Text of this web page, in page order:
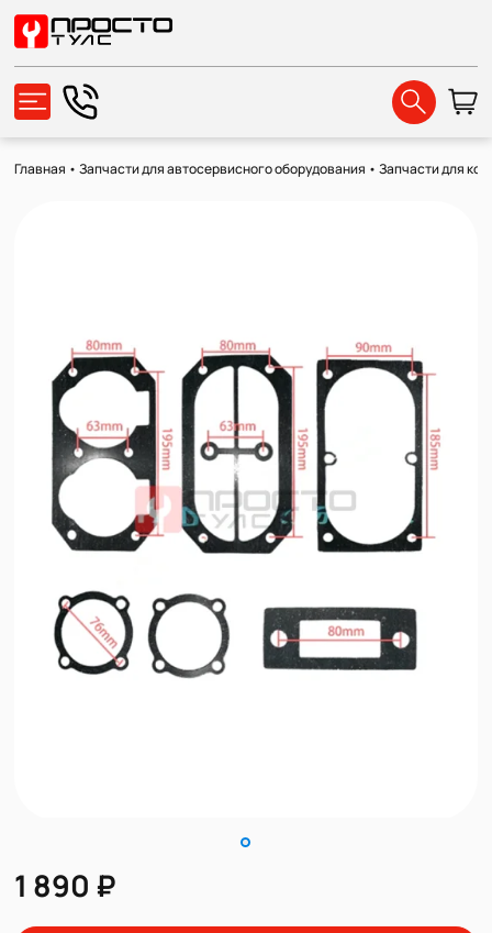
Главная •Запчасти для автосервисного оборудования •Запчасти для
1 890 ₽